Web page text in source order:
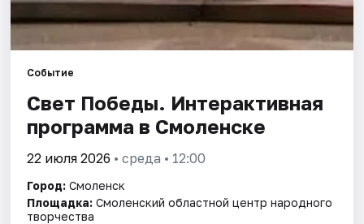
Событие
Свет Победы. Интерактивная
программа в Смоленске
22 июля 2026 • среда • 12:00
Город: Смоленск
Площадка: Смоленский областной центр народного
творчества